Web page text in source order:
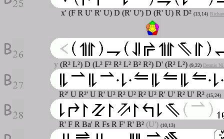
x' (F R U' R' U) D (R' U') D (R' U) R D² (13,14)
y (R² L²) D (L² F² R² L² B² R²) D' (R² L²) (9,22) Dennis
R²' U R²' U R' U² R² U² R² U² R' U' R² U' R² (15,24)
R' F R Ba' R Fs R F' R' B² (U') (10,13)